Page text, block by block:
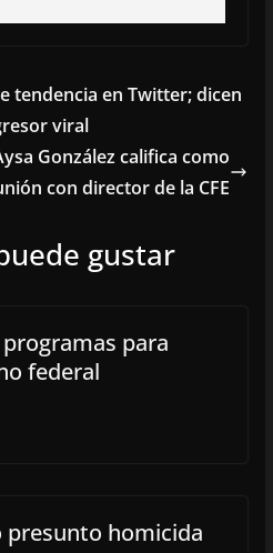
tendencia en Twitter; dicen
viral
González califica como
con director de la CFE
gustar
para
federal
presunto homicida